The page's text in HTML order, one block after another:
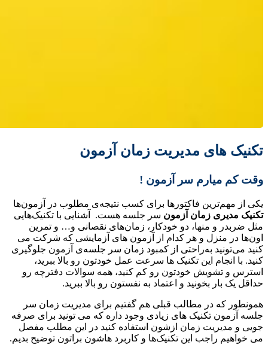
تکنیک های مدیریت زمان آزمون
وقت کم میارم سر آزمون !
یکی از مهم‌ترین فاکتورها برای کسب نتیجه‌ی مطلوب در آزمون‌ها
تکنیک مدیری زمان آزمون سر جلسه هست. آشنایی با تکنیک‌هایی
مثل ضربدر و منها، دو خودکار، زمان‌های نقصانی و… و تمرین
اون‌ها در منزل و هر کدام از آزمون های آزمایشی که شرکت می
کنید می‌تونید به‌راحتی از کمبود زمان سر جلسه‌ی آزمون جلوگیری
کنید. با انجام این تکنیک ها سرعت عمل خودتون رو بالا ببرید،
استرس و تشویش خودتون رو کم کنید، همه سوالات دفترچه رو
حداقل یک بار بخونید و اعتماد به نفستون رو بالا ببرید.
همونطور که در مطالب قبلی هم گفتیم برای مدیریت زمان سر
جلسه آزمون تکنیک های زیادی وجود داره که می تونید برای صرفه
جویی و مدیریت زمان ازشون استفاده کنید در این مطلب مفصل
می خواهیم راجب این تکنیک‌ها و کاربرد هاشون براتون توضیح بدیم.